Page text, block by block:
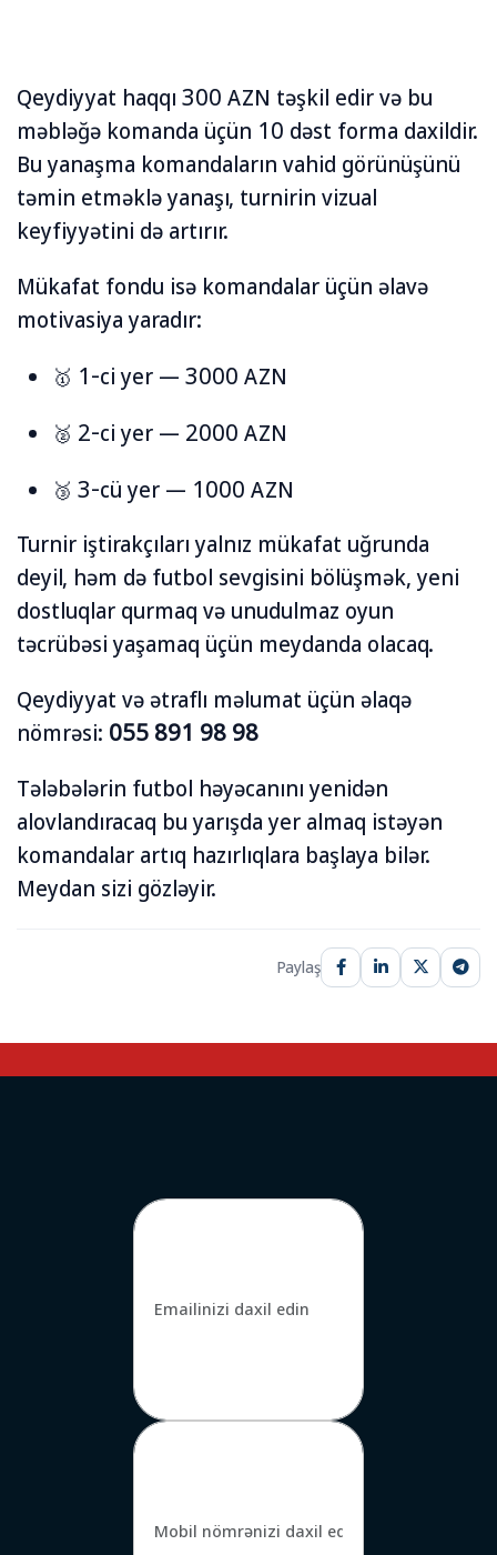
Qeydiyyat haqqı 300 AZN təşkil edir və bu
məbləğə komanda üçün 10 dəst forma daxildir.
Bu yanaşma komandaların vahid görünüşünü
təmin etməklə yanaşı, turnirin vizual
keyfiyyətini də artırır.
Mükafat fondu isə komandalar üçün əlavə
motivasiya yaradır:
🥇 1-ci yer — 3000 AZN
🥈 2-ci yer — 2000 AZN
🥉 3-cü yer — 1000 AZN
Turnir iştirakçıları yalnız mükafat uğrunda
deyil, həm də futbol sevgisini bölüşmək, yeni
dostluqlar qurmaq və unudulmaz oyun
təcrübəsi yaşamaq üçün meydanda olacaq.
Qeydiyyat və ətraflı məlumat üçün əlaqə
nömrəsi: 055 891 98 98
Tələbələrin futbol həyəcanını yenidən
alovlandıracaq bu yarışda yer almaq istəyən
komandalar artıq hazırlıqlara başlaya bilər.
Meydan sizi gözləyir.
Paylaş